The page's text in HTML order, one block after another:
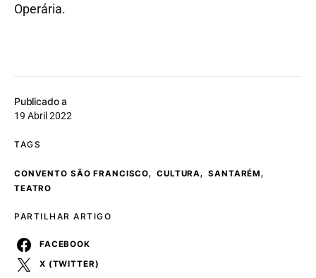
Publicado a
19 Abril 2022
TAGS
CONVENTO SÃO FRANCISCO, CULTURA, SANTARÉM,
TEATRO
PARTILHAR ARTIGO
FACEBOOK
X (TWITTER)
Operária.